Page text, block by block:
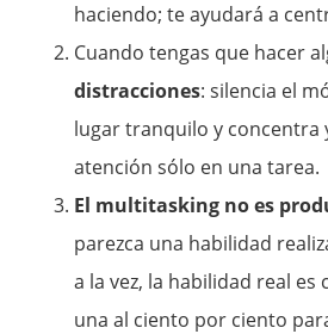
haciendo; te ayudará a
Cuando tengas que hacer
distracciones: silencia el
lugar tranquilo y concentra
atención sólo en una tarea.
El multitasking no es
parezca una habilidad
a la vez, la habilidad real es
una al ciento por ciento